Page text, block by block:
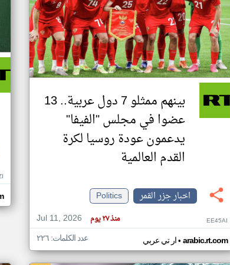
بينهم ممثلو 7 دول عربية.. 13
عضوا في مجلس "الفيفا"
يدعمون عودة روسيا لكرة
القدم العالمية
اخبار جزر القمر
Politics
Jul 11, 2026
منذ ٢٧ يوم EE45AI
ار تي عربي• arabic.rt.com عدد الكلمات: ٢٢٦